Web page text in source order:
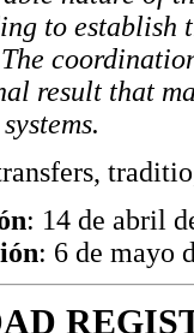
to establish
result that
: 14 de abril
: 6 de mayo